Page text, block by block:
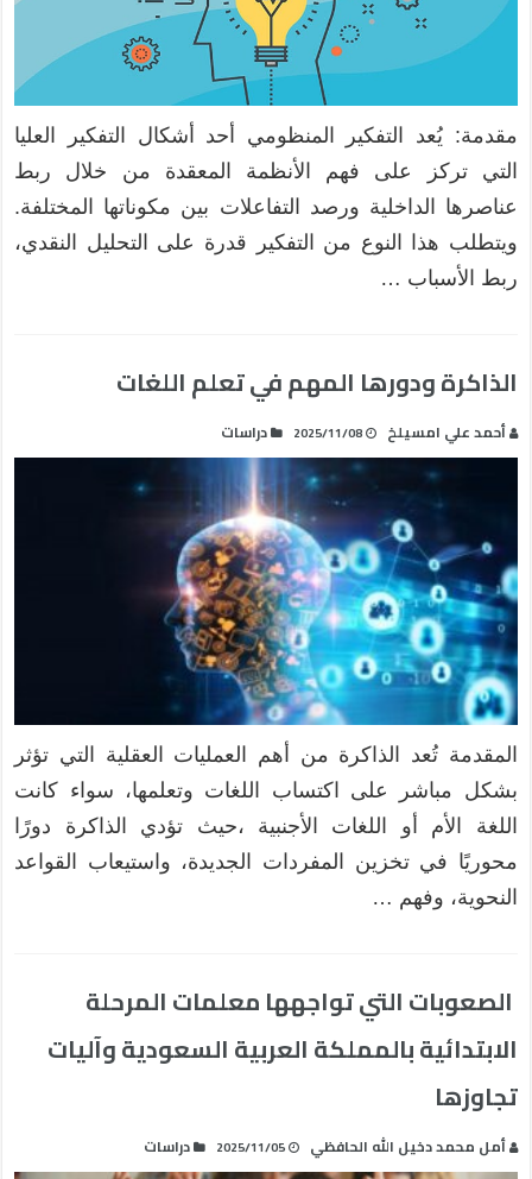
مقدمة: يُعد التفكير المنظومي أحد أشكال التفكير العليا
التي تركز على فهم الأنظمة المعقدة من خلال ربط
عناصرها الداخلية ورصد التفاعلات بين مكوناتها المختلفة.
ويتطلب هذا النوع من التفكير قدرة على التحليل النقدي،
ربط الأسباب …
الذاكرة ودورها المهم في تعلم اللغات
أحمد علي امسيلخ 2025/11/08 دراسات
المقدمة تُعد الذاكرة من أهم العمليات العقلية التي تؤثر
بشكل مباشر على اكتساب اللغات وتعلمها، سواء كانت
اللغة الأم أو اللغات الأجنبية ،حيث تؤدي الذاكرة دورًا
محوريًا في تخزين المفردات الجديدة، واستيعاب القواعد
النحوية، وفهم …
الصعوبات التي تواجهها معلمات المرحلة
الابتدائية بالمملكة العربية السعودية وآليات
تجاوزها
أمل محمد دخيل الله الحافظي 2025/11/05 دراسات